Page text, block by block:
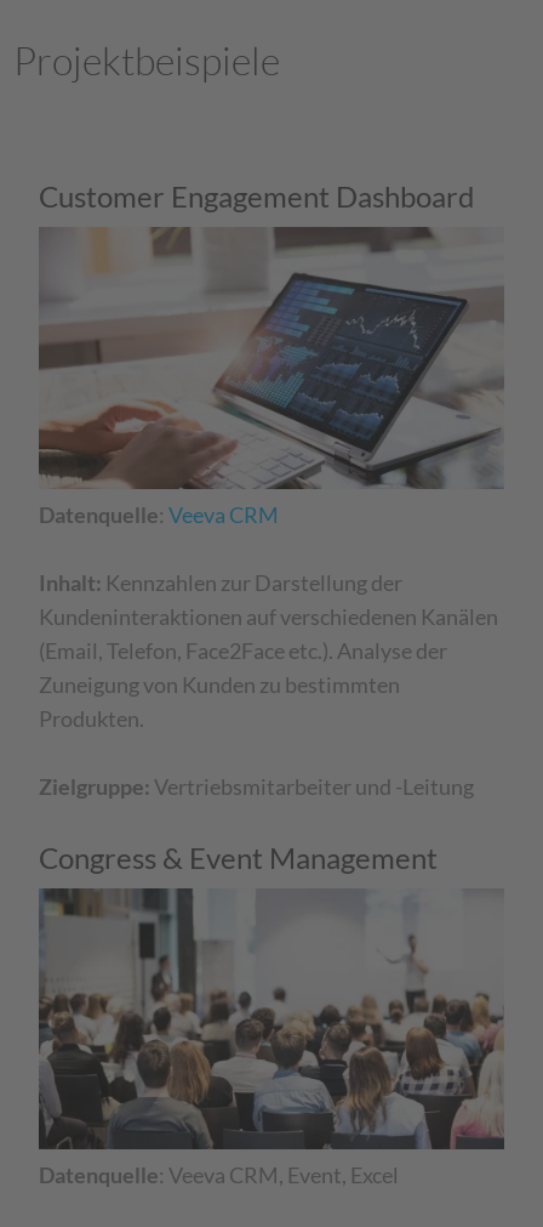
Projektbeispiele
Customer Engagement Dashboard
Datenquelle:Veeva CRM ​
Inhalt: Kennzahlen zur Darstellung der
Kundeninteraktionen auf verschiedenen Kanälen
(Email, Telefon, Face2Face etc.). Analyse der
Zuneigung von Kunden zu bestimmten
Produkten.​
Zielgruppe:Vertriebsmitarbeiter und -Leitung​
Congress & Event Management
Datenquelle: Veeva CRM, Event, Excel ​